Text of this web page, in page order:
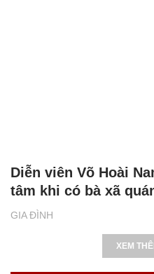
GIA ĐÌNH
Diễn viên Võ Hoài
tâm khi có bà xã
XEM